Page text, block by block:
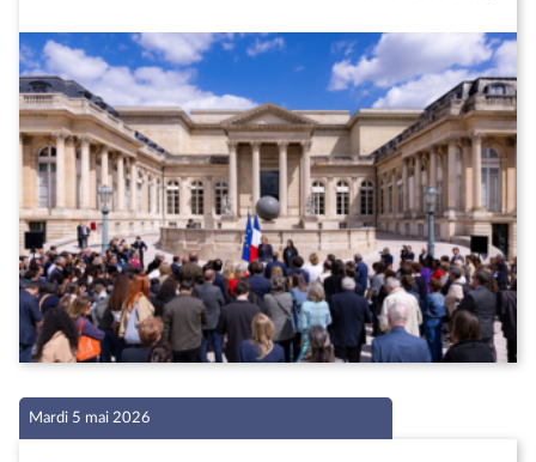
Mardi 5 mai 2026